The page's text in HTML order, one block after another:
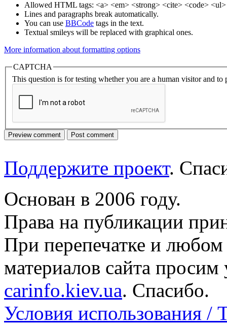
Allowed HTML tags: <a> <em> <strong> <cite> <code>
Lines and paragraphs break automatically.
You can use BBCode tags in the text.
Textual smileys will be replaced with graphical ones.
More information about formatting options
CAPTCHA
This question is for testing whether you are a human visitor and to
Поддержите проект.
Основан в 2006 году.
Права на публикации
При перепечатке и
материалов сайта просим
carinfo.kiev.ua. Спасибо.
Условия использования /